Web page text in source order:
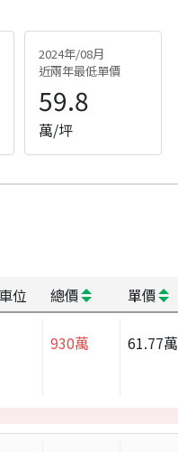
2024年/08月
近兩年最低單價
59.8
萬/坪
位 總價 單價
930萬 61.77萬